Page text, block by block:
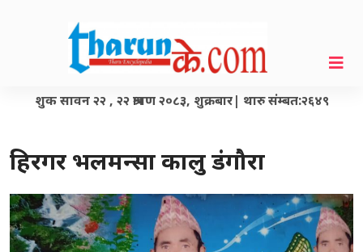
शुक सावन २२ , २२ श्रावण २०८३, शुक्रबार| थारु संम्बत:२६४९
हिरगर भलमन्सा कालु डंगौरा